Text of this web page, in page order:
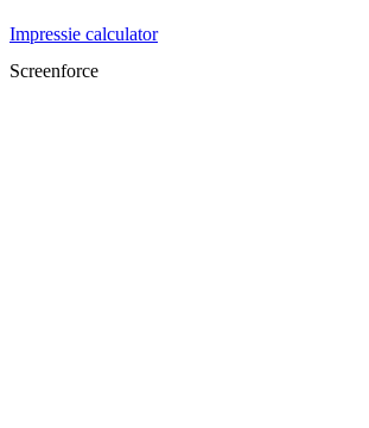
Impressie calculator
Screenforce